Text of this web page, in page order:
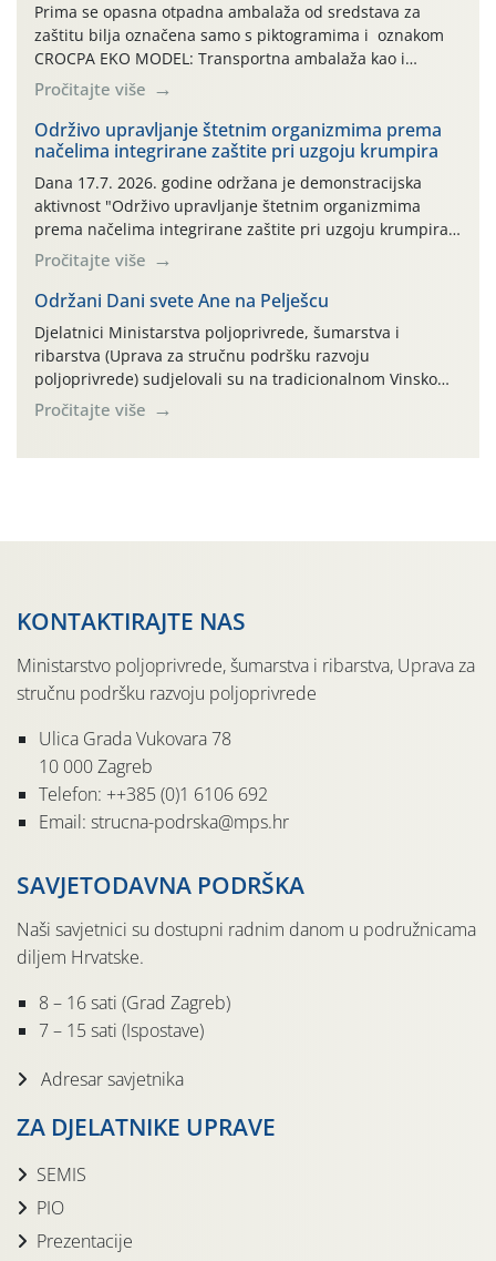
Prima se opasna otpadna ambalaža od sredstava za
zaštitu bilja označena samo s piktogramima i oznakom
CROCPA EKO MODEL: Transportna ambalaža kao i
ambalaža drugih proizvoda koji nisu sredstva za zaštitu
bilja (npr. ambalaža od mineralnih gnojiva,) se ne
prihvaća. Korisnicima je osiguran besplatni povrat
prazne ambalaže isključivo ovih tvrtki: AGROCHEM-MAKS,
AGRONOM, ALBAUGH TKI* (PINUS […]
Pročitajte više
Održivo upravljanje štetnim organizmima prema
načelima integrirane zaštite pri uzgoju krumpira
Dana 17.7. 2026. godine održana je demonstracijska
aktivnost "Održivo upravljanje štetnim organizmima
prema načelima integrirane zaštite pri uzgoju krumpira"
na pokusnom polju "Poredje", kraj naselja Belica (ARKOD
parcela ID 2445031) (središnji dio Međimurske županije).
Pročitajte više
Održani Dani svete Ane na Pelješcu
Djelatnici Ministarstva poljoprivrede, šumarstva i
ribarstva (Uprava za stručnu podršku razvoju
poljoprivrede) sudjelovali su na tradicionalnom Vinskom
forumu, održanom 24.07.2026. godine u Domu vinarske
tradicije u Putnikovićima na poluotoku Pelješcu, u
Pročitajte više
KONTAKTIRAJTE NAS
Ministarstvo poljoprivrede, šumarstva i ribarstva, Uprava za
stručnu podršku razvoju poljoprivrede
Ulica Grada Vukovara 78
10 000 Zagreb
Telefon: ++385 (0)1 6106 692
Email: strucna-podrska@mps.hr
SAVJETODAVNA PODRŠKA
Naši savjetnici su dostupni radnim danom u podružnicama
diljem Hrvatske.
8 – 16 sati (Grad Zagreb)
7 – 15 sati (Ispostave)
Adresar savjetnika
ZA DJELATNIKE UPRAVE
SEMIS
PIO
Prezentacije